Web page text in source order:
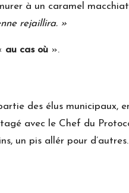
à un caramel
rejaillira. »
au cas où ».
des élus municipaux,
avec le Chef du
un pis allér pour d’autres.